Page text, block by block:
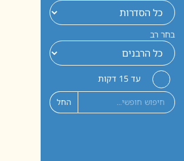
בחר רב
עד 15 דקות
החל